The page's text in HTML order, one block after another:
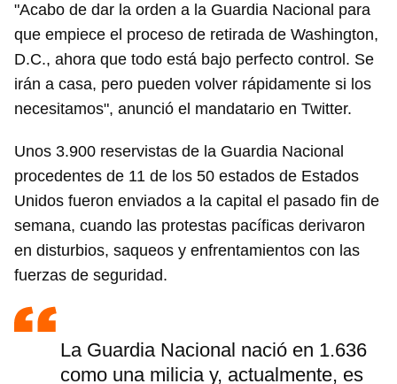
"Acabo de dar la orden a la Guardia Nacional para
que empiece el proceso de retirada de Washington,
D.C., ahora que todo está bajo perfecto control. Se
irán a casa, pero pueden volver rápidamente si los
necesitamos", anunció el mandatario en Twitter.
Unos 3.900 reservistas de la Guardia Nacional
procedentes de 11 de los 50 estados de Estados
Unidos fueron enviados a la capital el pasado fin de
semana, cuando las protestas pacíficas derivaron
en disturbios, saqueos y enfrentamientos con las
fuerzas de seguridad.
La Guardia Nacional nació en 1.636
como una milicia y, actualmente, es